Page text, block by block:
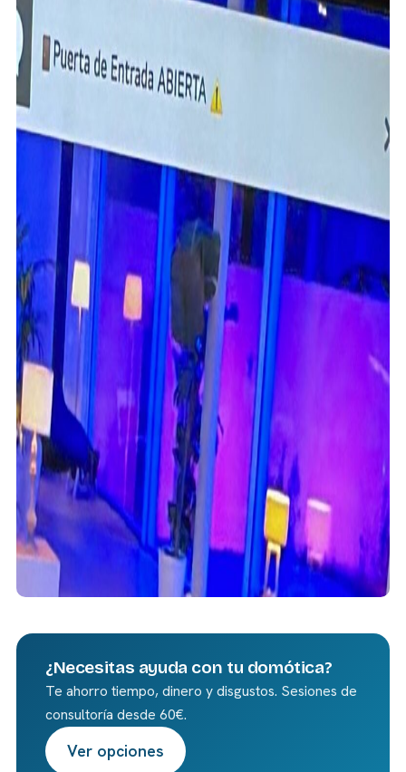
¿Necesitas ayuda con tu domótica?
Te ahorro tiempo, dinero y disgustos. Sesiones de
consultoría desde 60€.
Ver opciones